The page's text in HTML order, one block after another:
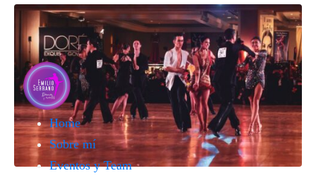
Home
Sobre mí
Eventos y Team